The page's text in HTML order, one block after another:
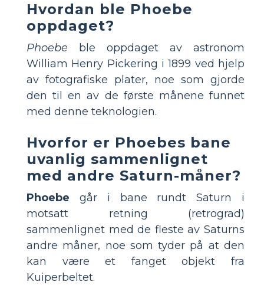
Hvordan ble Phoebe
oppdaget?
Phoebe ble oppdaget av astronom
William Henry Pickering i 1899 ved hjelp
av fotografiske plater, noe som gjorde
den til en av de første månene funnet
med denne teknologien.
Hvorfor er Phoebes bane
uvanlig sammenlignet
med andre Saturn-måner?
Phoebe går i bane rundt Saturn i
motsatt retning (retrograd)
sammenlignet med de fleste av Saturns
andre måner, noe som tyder på at den
kan være et fanget objekt fra
Kuiperbeltet.